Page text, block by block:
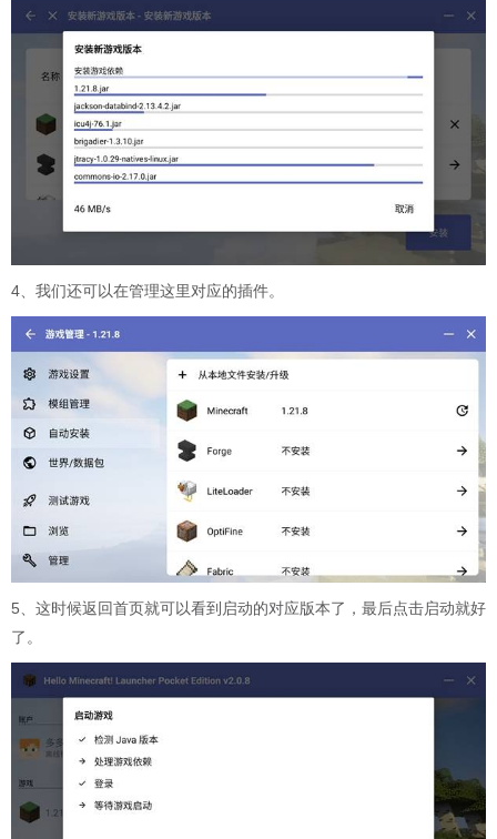
4、我们还可以在管理这里对应的插件。
5、这时候返回首页就可以看到启动的对应版本了，最后点击启动就好
了。